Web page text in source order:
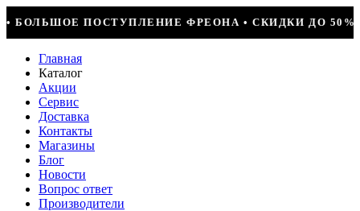
• СКИДКИ ДО 50% НА ВЕСЬ ИНСТРУМЕНТ •
Главная
Каталог
Акции
Сервис
Доставка
Контакты
Магазины
Блог
Новости
Вопрос ответ
Производители